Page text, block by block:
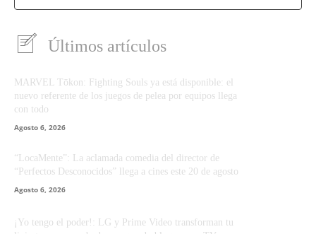
Últimos artículos
MARVEL Tōkon: Fighting Souls ya está disponible: el
nuevo referente de los juegos de pelea por equipos llega
con todo
Agosto 6, 2026
“LocaMente”: La aclamada comedia del director de
“Perfectos Desconocidos” llega a cines este 20 de agosto
Agosto 6, 2026
¡Yo tengo el poder!: LG y Prime Video transforman tu